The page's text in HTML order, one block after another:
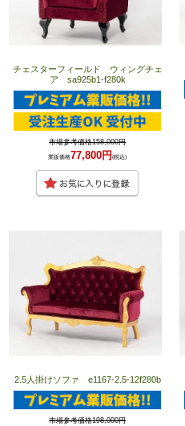
チェスターフィールド ウィングチェ
ア sa925b1-f280k
市場参考価格158,000円
業販価格77,800円(税込)
2.5人掛けソファ e1167-2.5-12f280b
市場参考価格198,000円